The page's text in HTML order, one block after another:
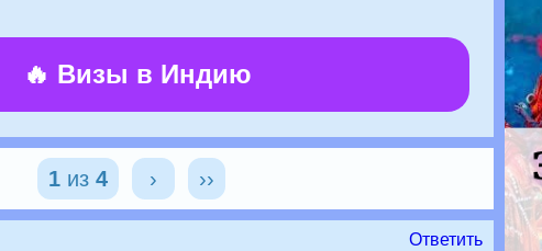
🔥 Визы в Индию
1из 4 › ››
Ответить